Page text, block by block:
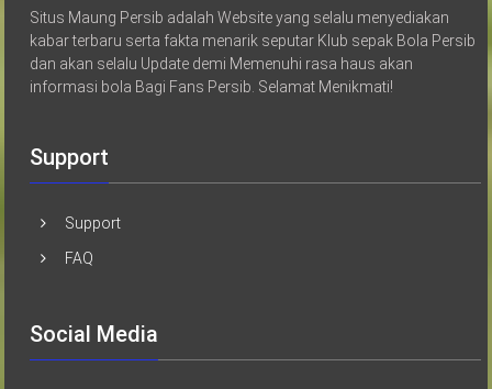
Situs Maung Persib adalah Website yang selalu menyediakan
kabar terbaru serta fakta menarik seputar Klub sepak Bola Persib
dan akan selalu Update demi Memenuhi rasa haus akan
informasi bola Bagi Fans Persib. Selamat Menikmati!
Support
Support
FAQ
Social Media